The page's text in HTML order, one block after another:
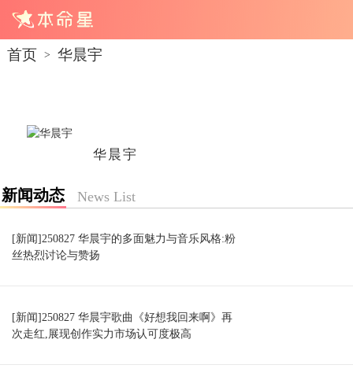
首页 > 华晨宇
华晨宇
新闻动态 News List
[新闻]250827 华晨宇的多面魅力与音乐风格:粉
丝热烈讨论与赞扬
[新闻]250827 华晨宇歌曲《好想我回来啊》再
次走红,展现创作实力市场认可度极高